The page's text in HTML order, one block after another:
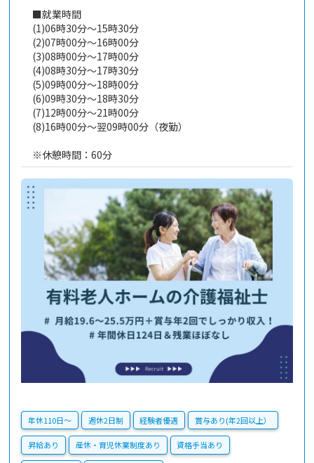
■就業時間
(1)06時30分～15時30分
(2)07時00分～16時00分
(3)08時00分～17時00分
(4)08時30分～17時30分
(5)09時00分～18時00分
(6)09時30分～18時30分
(7)12時00分～21時00分
(8)16時00分～翌09時00分（夜勤）
※休憩時間：60分
年休110日〜 週休2日制 経験者優遇 賞与あり(年2回以上）
昇給あり 産休・育児休業制度あり 資格手当あり